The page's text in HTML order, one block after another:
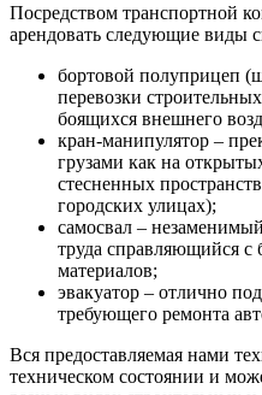
Посредством транспортной
арендовать следующие виды
бортовой полуприцеп
перевозки
боящихся внешнего
кран-манипулятор –
грузами как на
стесненных
городских улицах);
самосвал –
труда справляющийся
материалов;
эвакуатор – отлично
требующего ремонта
Вся предоставляемая нами
техническом состоянии и